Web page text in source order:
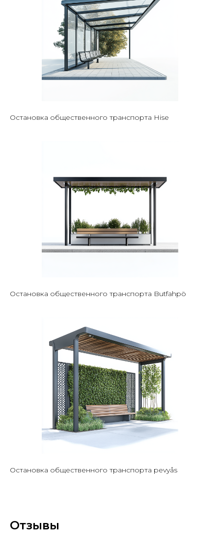
Остановка общественного транспорта Hise
Остановка общественного транспорта Butfahpö
Остановка общественного транспорта pevyås
Отзывы